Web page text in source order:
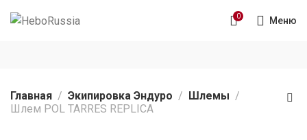
0 Меню
Главная Экипировка Эндуро
Шлемы
Шлем POL TARRES REPLICA